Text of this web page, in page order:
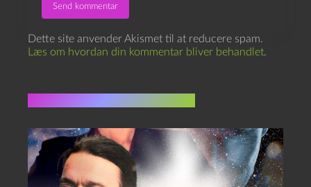
Dette site anvender Akismet til at reducere spam.
Læs om hvordan din kommentar bliver behandlet.